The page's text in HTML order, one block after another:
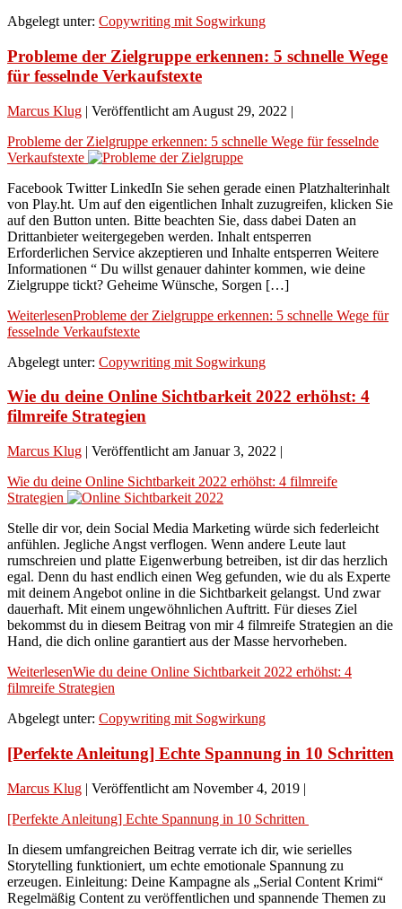
Abgelegt unter: Copywriting mit Sogwirkung
Probleme der Zielgruppe erkennen: 5 schnelle Wege
für fesselnde Verkaufstexte
Marcus Klug | Veröffentlicht am August 29, 2022 |
Probleme der Zielgruppe erkennen: 5 schnelle Wege für fesselnde
Verkaufstexte
Facebook Twitter LinkedIn Sie sehen gerade einen Platzhalterinhalt
von Play.ht. Um auf den eigentlichen Inhalt zuzugreifen, klicken Sie
auf den Button unten. Bitte beachten Sie, dass dabei Daten an
Drittanbieter weitergegeben werden. Inhalt entsperren
Erforderlichen Service akzeptieren und Inhalte entsperren Weitere
Informationen “ Du willst genauer dahinter kommen, wie deine
Zielgruppe tickt? Geheime Wünsche, Sorgen […]
WeiterlesenProbleme der Zielgruppe erkennen: 5 schnelle Wege für
fesselnde Verkaufstexte
Abgelegt unter: Copywriting mit Sogwirkung
Wie du deine Online Sichtbarkeit 2022 erhöhst: 4
filmreife Strategien
Marcus Klug | Veröffentlicht am Januar 3, 2022 |
Wie du deine Online Sichtbarkeit 2022 erhöhst: 4 filmreife
Strategien
Stelle dir vor, dein Social Media Marketing würde sich federleicht
anfühlen. Jegliche Angst verflogen. Wenn andere Leute laut
rumschreien und platte Eigenwerbung betreiben, ist dir das herzlich
egal. Denn du hast endlich einen Weg gefunden, wie du als Experte
mit deinem Angebot online in die Sichtbarkeit gelangst. Und zwar
dauerhaft. Mit einem ungewöhnlichen Auftritt. Für dieses Ziel
bekommst du in diesem Beitrag von mir 4 filmreife Strategien an die
Hand, die dich online garantiert aus der Masse hervorheben.
WeiterlesenWie du deine Online Sichtbarkeit 2022 erhöhst: 4
filmreife Strategien
Abgelegt unter: Copywriting mit Sogwirkung
[Perfekte Anleitung] Echte Spannung in 10 Schritten
Marcus Klug | Veröffentlicht am November 4, 2019 |
[Perfekte Anleitung] Echte Spannung in 10 Schritten
In diesem umfangreichen Beitrag verrate ich dir, wie serielles
Storytelling funktioniert, um echte emotionale Spannung zu
erzeugen. Einleitung: Deine Kampagne als „Serial Content Krimi“
Regelmäßig Content zu veröffentlichen und spannende Themen zu